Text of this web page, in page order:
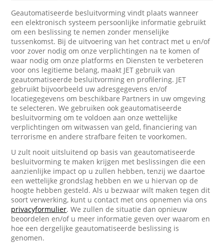
Geautomatiseerde besluitvorming vindt plaats wanneer
een elektronisch systeem persoonlijke informatie gebruikt
om een beslissing te nemen zonder menselijke
tussenkomst. Bij de uitvoering van het contract met u en/of
voor zover nodig om onze verplichtingen na te komen of
waar nodig om onze platforms en Diensten te verbeteren
voor ons legitieme belang, maakt JET gebruik van
geautomatiseerde besluitvorming en profilering. JET
gebruikt bijvoorbeeld uw adresgegevens en/of
locatiegegevens om beschikbare Partners in uw omgeving
te selecteren. We gebruiken ook geautomatiseerde
besluitvorming om te voldoen aan onze wettelijke
verplichtingen om witwassen van geld, financiering van
terrorisme en andere strafbare feiten te voorkomen.
U zult nooit uitsluitend op basis van geautomatiseerde
besluitvorming te maken krijgen met beslissingen die een
aanzienlijke impact op u zullen hebben, tenzij we daartoe
een wettelijke grondslag hebben en we u hiervan op de
hoogte hebben gesteld. Als u bezwaar wilt maken tegen dit
soort verwerking, kunt u contact met ons opnemen via ons
privacyformulier. We zullen de situatie dan opnieuw
beoordelen en/of u meer informatie geven over waarom en
hoe een dergelijke geautomatiseerde beslissing is
genomen.